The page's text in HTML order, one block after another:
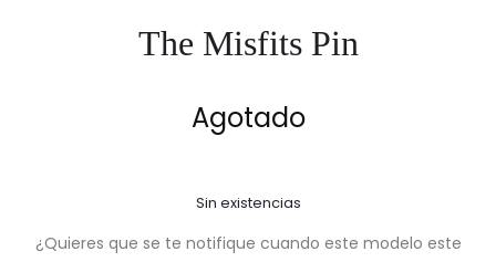
The Misfits Pin
Agotado
Sin existencias
¿Quieres que se te notifique cuando este modelo este